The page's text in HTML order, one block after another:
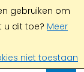
gebruiken om
u dit toe? Meer
niet toestaan